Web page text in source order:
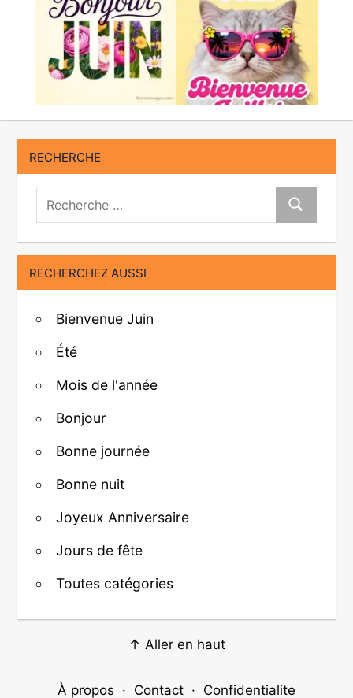
RECHERCHE
Recherche:
Recherche
RECHERCHEZ AUSSI
Bienvenue Juin
Été
Mois de l'année
Bonjour
Bonne journée
Bonne nuit
Joyeux Anniversaire
Jours de fête
Toutes catégories
↑ Aller en haut
À propos · Contact · Confidentialite